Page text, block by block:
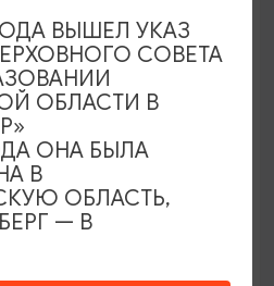
керамике Елены
ВЫШЕЛ УКАЗ
СОВЕТА
ОБЛАСТИ В
ОНА БЫЛА
В
ОБЛАСТЬ,
— В